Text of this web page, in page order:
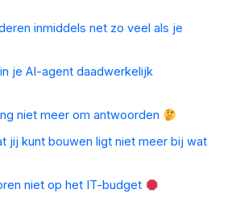
inmiddels net zo veel als je
je AI-agent daadwerkelijk
niet meer om antwoorden
jij kunt bouwen ligt niet meer bij wat
niet op het IT-budget